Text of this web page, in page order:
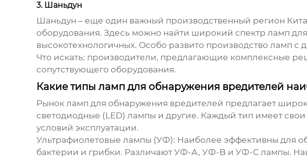
3. Шаньдун
Шаньдун – еще один важный производственный регион
оборудования. Здесь можно найти широкий спектр ламп
высокотехнологичных. Особо развито производство ламп
Что искать: производители, предлагающие комплексные
сопутствующего оборудования.
Какие типы ламп для обнаружения вредителей
Рынок ламп для обнаружения вредителей предлагает
светодиодные (LED) лампы и другие. Каждый тип имеет
условий эксплуатации.
Ультрафиолетовые лампы (УФ): Наиболее эффективны для
бактерии и грибки. Различают УФ-А, УФ-B и УФ-C лампы.